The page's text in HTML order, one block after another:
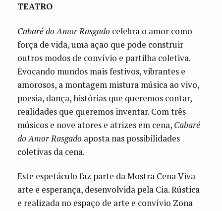
TEATRO
Cabaré do Amor Rasgado celebra o amor como
força de vida, uma ação que pode construir
outros modos de convívio e partilha coletiva.
Evocando mundos mais festivos, vibrantes e
amorosos, a montagem mistura música ao vivo,
poesia, dança, histórias que queremos contar,
realidades que queremos inventar. Com três
músicos e nove atores e atrizes em cena, Cabaré
do Amor Rasgado aposta nas possibilidades
coletivas da cena.
Este espetáculo faz parte da Mostra Cena Viva –
arte e esperança, desenvolvida pela Cia. Rústica
e realizada no espaço de arte e convívio Zona